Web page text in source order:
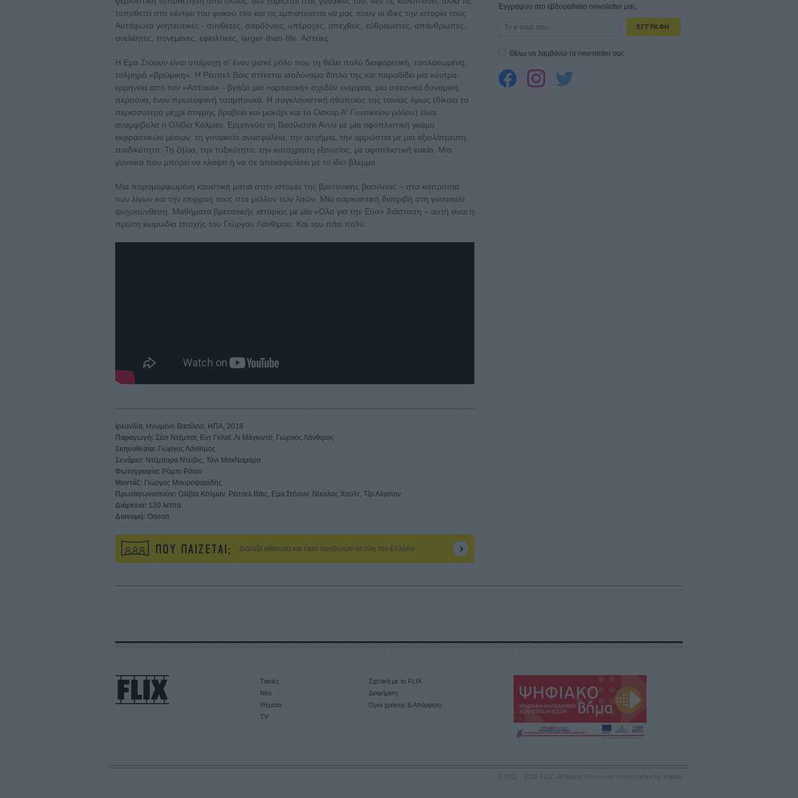
τοποθετεί στο κέντρο του φακού του και τις εμπιστεύεται να μας πουν οι ίδιες την ιστορία τους.
Αυτόφωτα γοητευτικές - σύνθετες, σαρδόνιες, υπέροχες, απεχθείς, εύθραυστες, απάνθρωπες,
ανελέητες, πονεμένες, εφιαλτικές, larger-than-life. Αστείες.
Η Εμα Στόουν είναι υπέροχη σ' έναν ρισκέ ρόλο που τη θέλει πολύ διαφορετική, τσαλακωμένη,
τολμηρά «βρώμικη». Η Ρέιτσελ Βάις στέκεται ισοδύναμα δίπλα της και παραδίδει μία κόντρα-
ερμηνεία από τον «Αστακό» - βγάζει μία «αρσενική» σχεδόν ενέργεια, μία σατανικά δυναμική
περσόνα, έναν πρωτοφανή τσαμπουκά. Η συγκλονιστική ηθοποιός της ταινίας όμως (δίκαια τα
περισσότερα μέχρι στιγμής βραβεία και μακάρι και το Οσκαρ Α' Γυναικείου ρόλου) είναι
αναμφίβολα η Ολίβια Κόλμαν. Ερμηνεύει τη Βασίλισσα Αννα με μία αφοπλιστική γκάμα
εκφραστικών μέσων: τη γυναικεία ανασφάλεια, την ασχήμια, την αρρώστια με μια αξιολάτρευτη
παιδικότητα. Τη ζήλια, την τοξικότητα, την κατάχρηση εξουσίας, με αφοπλιστική κακία. Μία
γυναίκα που μπορεί να κλάψει ή να σε αποκεφαλίσει με το ίδιο βλέμμα.
Μία παραμορφωμένη καυστική ματιά στην ιστορία της βρετανικής βασιλείας – στα καπρίτσια
των λίγων και την επιρροή τους στο μέλλον των λαών. Μία σαρκαστική διατριβή στη γυναικεία
ψυχοσύνθεση. Μαθήματα βρετανικής ιστορίας με μία «Ολα για την Εύα» διάσταση – αυτή είναι η
πρώτη κωμωδία εποχής του Γιώργου Λάνθιμου. Και του πάει πολύ.
Ιρλανδία, Ηνωμένο Βασίλειο, ΗΠΑ, 2018
Παραγωγή: Σέσι Ντέμπσι, Εντ Γκίνεϊ, Λι Μάγκιντεϊ, Γιώργος Λάνθιμος
Σκηνοθεσία: Γιώργος Λάνθιμος
Σενάριο: Ντέμπορα Ντέιβις, Τόνι ΜακΝαμάρα
Φωτογραφία: Ρόμπι Ράιαν
Μοντάζ: Γιώργος Μαυροψαρίδης
Πρωταγωνιστούν: Ολίβια Κόλμαν, Ρέιτσελ Βάις, Εμα Στόουν, Νίκολας Χουλτ, Τζο Αλγουιν
Διάρκεια: 120 λεπτά
Διανομή: Odeon
ΠΟΥ ΠΑΙΖΕΤΑΙ; Διάλεξε αίθουσα και ώρα προβολών σε όλη την Ελλάδα
Εγγράψου στο εβδομαδιαίο newsletter μας.
ΕΓΓΡΑΦΗ
Θέλω να λαμβάνω τα newsletter σας.
Ταινίες
Νέα
Θέματα
TV
Σχετικά με το FLIX
Διαφήμιση
Όροι χρήσης & Απόρρητο
© 2011 - 2026 FLIX. All Rights Reserved. Handcrafted by Radial